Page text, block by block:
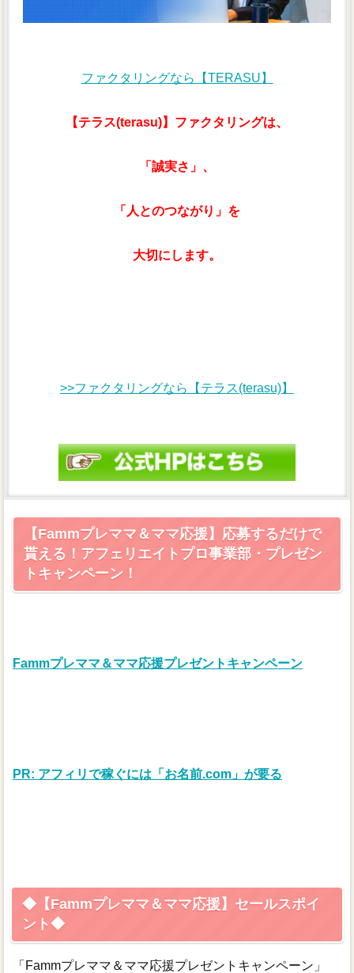
ファクタリングなら【TERASU】
【テラス(terasu)】ファクタリングは、
「誠実さ」、
「人とのつながり」を
大切にします。
>>ファクタリングなら【テラス(terasu)】
【Fammプレママ＆ママ応援】応募するだけで
貰える！アフェリエイトプロ事業部・プレゼン
トキャンペーン！
Fammプレママ＆ママ応援プレゼントキャンペーン
PR: アフィリで稼ぐには「お名前.com」が要る
◆【Fammプレママ＆ママ応援】セールスポイ
ント◆
「Fammプレママ＆ママ応援プレゼントキャンペーン」